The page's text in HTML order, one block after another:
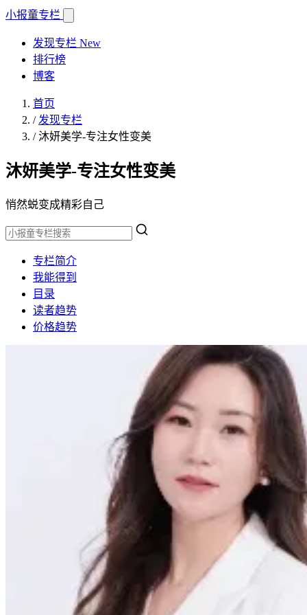
小报童专栏
发现专栏 New
排行榜
博客
首页
/ 发现专栏
/沐妍美学-专注女性变美
沐妍美学-专注女性变美
悄然蜕变成精彩自己
专栏简介
我能得到
目录
读者趋势
价格趋势